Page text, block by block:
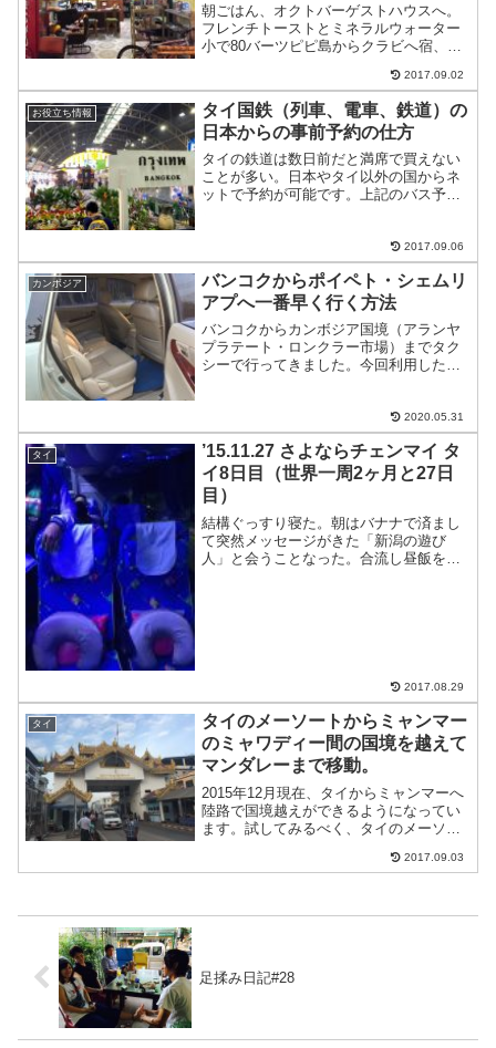
朝ごはん、オクトバーゲストハウスへ。
フレンチトーストとミネラルウォーター
小で80バーツピピ島からクラビへ宿、タ
ビ）を予約。13時半にしようとしたら
300バーツだし、船が小さいから最終の
15時半にしたほうが言...
2017.09.02
お役立ち情報
タイ国鉄（列車、電車、鉄道）の
日本からの事前予約の仕方
タイの鉄道は数日前だと満席で買えない
ことが多い。日本やタイ以外の国からネ
ットで予約が可能です。上記のバス予約
バス、列車の検索ができる。検索結果。
実際の乗車券の受け取り方法...
2017.09.06
カンボジア
バンコクからポイペト・シェムリ
アプへ一番早く行く方法
バンコクからカンボジア国境（アランヤ
プラテート・ロンクラー市場）までタク
シーで行ってきました。今回利用したの
のでネットから予約。深夜２時着にもか
か...
2020.05.31
タイ
’15.11.27 さよならチェンマイ タ
イ8日目（世界一周2ヶ月と27日
目）
結構ぐっすり寝た。朝はバナナで済まし
て突然メッセージがきた「新潟の遊び
人」と会うことなった。合流し昼飯を食
2017.08.29
タイ
タイのメーソートからミャンマー
のミャワディー間の国境を越えて
マンダレーまで移動。
2015年12月現在、タイからミャンマーへ
陸路で国境越えができるようになってい
ます。試してみるべく、タイのメーソー
を越えてみた。参考記事ビザはあらかじ
2017.09.03
足揉み日記#28